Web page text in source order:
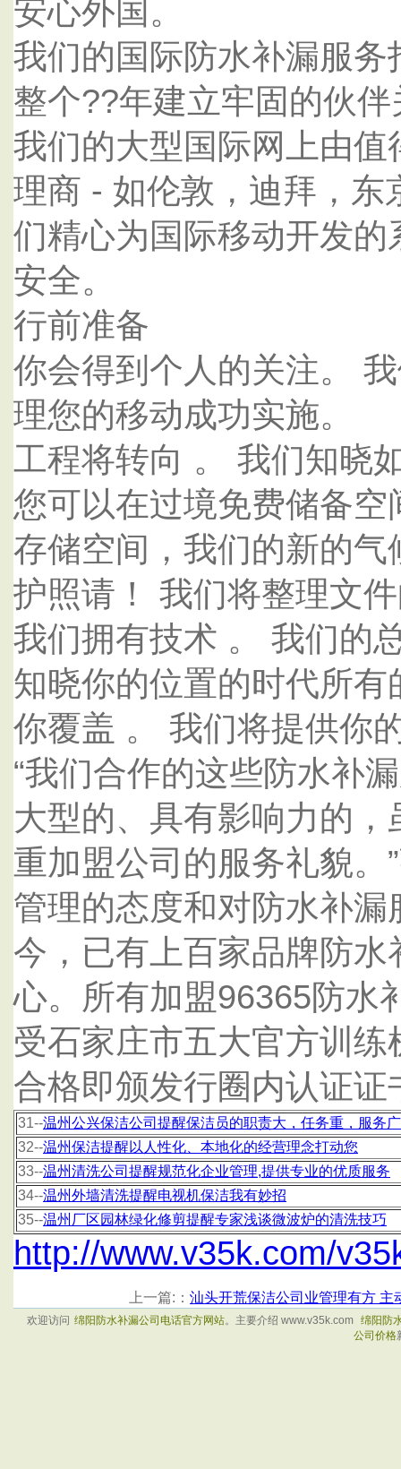
安心外国。
我们的国际防水补漏服
整个??年建立牢固的伙
我们的大型国际网上由
理商 - 如伦敦，迪拜，东
们精心为国际移动开发
安全。
行前准备
你会得到个人的关注。
理您的移动成功实施。
工程将转向 。 我们知晓
您可以在过境免费储备
存储空间，我们的新的气
护照请！ 我们将整理文
我们拥有技术 。 我们的
知晓你的位置的时代所有
你覆盖 。 我们将提供你
“我们合作的这些防水补
大型的、具有影响力的
重加盟公司的服务礼貌。
管理的态度和对防水补
今，已有上百家品牌防
心。所有加盟96365防水
受石家庄市五大官方训
合格即颁发行圈内认证证
31--温州公兴保洁公司提醒保洁员的职责大，任务重，服务广
32--温州保洁提醒以人性化、本地化的经营理念打动您
33--温州清洗公司提醒规范化企业管理,提供专业的优质服务
34--温州外墙清洗提醒电视机保洁我有妙招
35--温州厂区园林绿化修剪提醒专家浅谈微波炉的清洗技巧
http://www.v35k.com/
上一篇:： 汕头开荒保洁公司业管理有方 主
欢迎访问 绵阳防水补漏公司电话官方网站。主要介绍 www.v35k.com 绵阳防
公司价格